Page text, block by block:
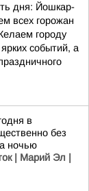
дня: Йошкар-
всех горожан
городу
событий, а
в
без
ночью
| Марий Эл |